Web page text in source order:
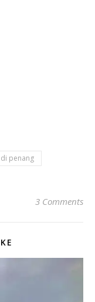
penang
3 Comments